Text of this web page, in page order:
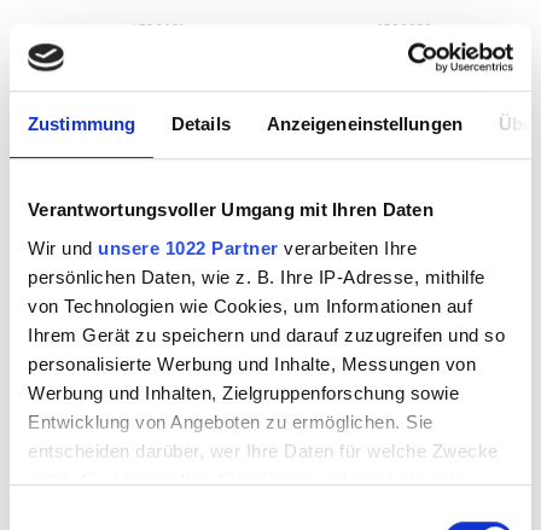
Zustimmung Details Anzeigeneinstellungen
Verantwortungsvoller Umgang mit Ihren Daten
Wir und unsere 1022 Partner verarbeiten Ihre
persönlichen Daten, wie z. B. Ihre IP-Adresse, mithilfe
von Technologien wie Cookies, um Informationen auf
Ihrem Gerät zu speichern und darauf zuzugreifen und so
personalisierte Werbung und Inhalte, Messungen von
Werbung und Inhalten, Zielgruppenforschung sowie
Entwicklung von Angeboten zu ermöglichen. Sie
entscheiden darüber, wer Ihre Daten für welche Zwecke
nutzt. Sie können Ihre Einwilligung jederzeit über die
4596021 4596022
Stainless steel table
stand holder for 10-
13mm glass
Stainless steel
distance holder for
3-18mm glass